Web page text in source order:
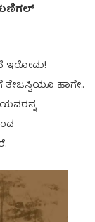
ಇರೋದು!
ಹಾಗೇ..